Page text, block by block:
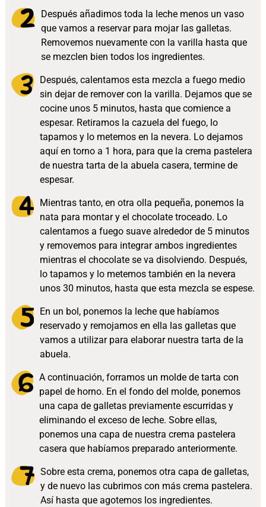
Después añadimos toda la leche menos un vaso
que vamos a reservar para mojar las galletas.
Removemos nuevamente con la varilla hasta que
se mezclen bien todos los ingredientes.
Después, calentamos esta mezcla a fuego medio
sin dejar de remover con la varilla. Dejamos que se
cocine unos 5 minutos, hasta que comience a
espesar. Retiramos la cazuela del fuego, lo
tapamos y lo metemos en la nevera. Lo dejamos
aquí en torno a 1 hora, para que la crema pastelera
de nuestra tarta de la abuela casera, termine de
espesar.
Mientras tanto, en otra olla pequeña, ponemos la
nata para montar y el chocolate troceado. Lo
calentamos a fuego suave alrededor de 5 minutos
y removemos para integrar ambos ingredientes
mientras el chocolate se va disolviendo. Después,
lo tapamos y lo metemos también en la nevera
unos 30 minutos, hasta que esta mezcla se espese.
En un bol, ponemos la leche que habíamos
reservado y remojamos en ella las galletas que
vamos a utilizar para elaborar nuestra tarta de la
abuela.
A continuación, forramos un molde de tarta con
papel de horno. En el fondo del molde, ponemos
una capa de galletas previamente escurridas y
eliminando el exceso de leche. Sobre ellas,
ponemos una capa de nuestra crema pastelera
casera que habíamos preparado anteriormente.
Sobre esta crema, ponemos otra capa de galletas,
y de nuevo las cubrimos con más crema pastelera.
Así hasta que agotemos los ingredientes.